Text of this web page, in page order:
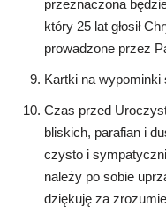
przeznaczona
który 25 lat głosił
prowadzone przez
Kartki na wypominki
Czas przed
bliskich, parafian i
czysto i
należy po sobie
dziękuję za